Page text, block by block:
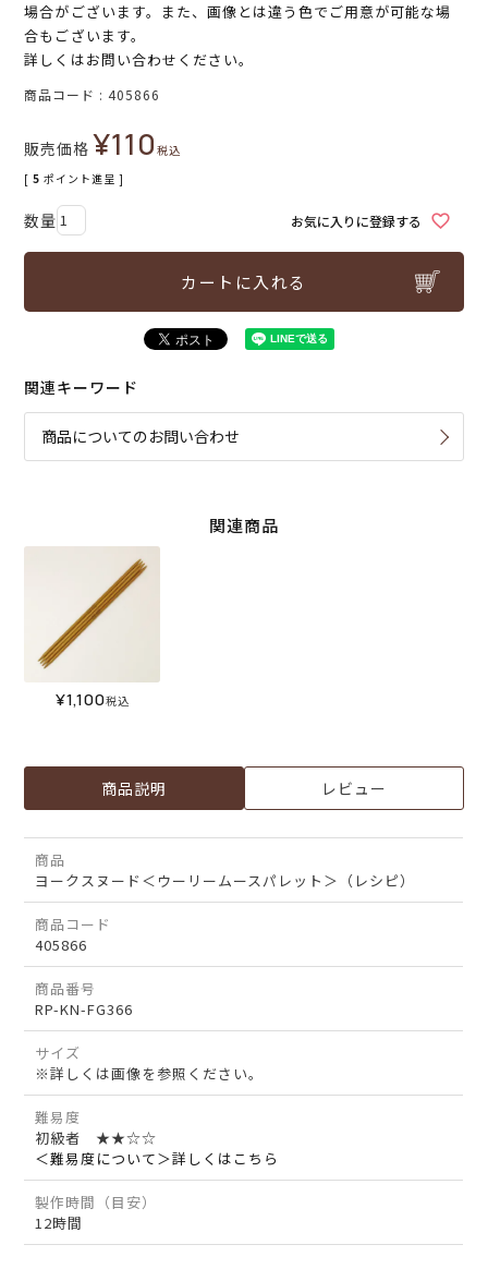
場合がございます。また、画像とは違う色でご用意が可能な場
合もございます。
詳しくはお問い合わせください。
商品コード 405866
販売価格 ¥110税込
[ 5 ポイント進呈 ]
お気に入りに登録する
カートに入れる
関連キーワード
商品についてのお問い合わせ
関連商品
¥1,100税込
商品説明 レビュー
商品
ヨークスヌード＜ウーリームースパレット＞（レシピ）
商品コード
405866
商品番号
RP-KN-FG366
サイズ
※詳しくは画像を参照ください。
難易度
初級者 ★★☆☆
＜難易度について＞詳しくはこちら
製作時間（目安）
12時間